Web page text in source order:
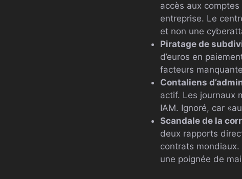
accès aux
entreprise. Le
et non une
Piratage de
d’euros en
facteurs
Contaliens
actif. Les journaux
IAM. Ignoré, car
Scandale de la
deux rapports
contrats
une poignée de